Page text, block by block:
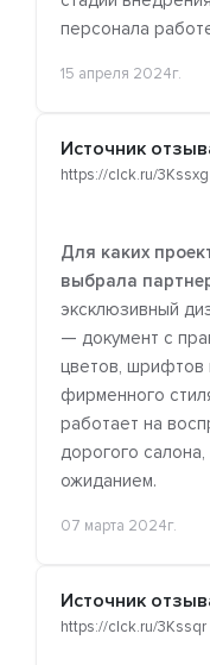
персонала
15 апреля 2024г.
Источник
https://clck.ru/3Kssxg
Для каких
выбрала
эксклюзивный
— документ с
цветов, шрифтов
фирменного
работает на
дорогого
ожиданием.
07 марта 2024г.
Источник
https://clck.ru/3Kssqr